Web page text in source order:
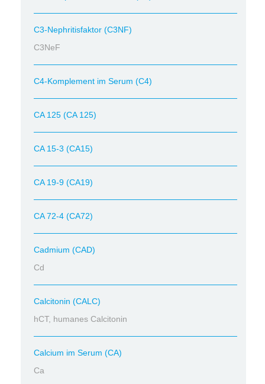
C3-Nephritisfaktor (C3NF)
C3NeF
C4-Komplement im Serum (C4)
CA 125 (CA 125)
CA 15-3 (CA15)
CA 19-9 (CA19)
CA 72-4 (CA72)
Cadmium (CAD)
Cd
Calcitonin (CALC)
hCT, humanes Calcitonin
Calcium im Serum (CA)
Ca